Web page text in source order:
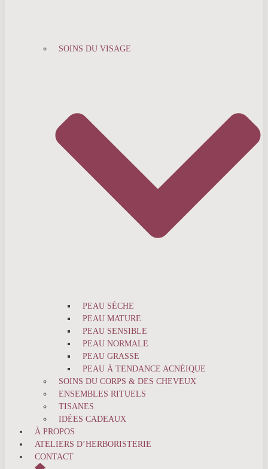
SOINS DU VISAGE
PEAU SÈCHE
PEAU MATURE
PEAU SENSIBLE
PEAU NORMALE
PEAU GRASSE
PEAU À TENDANCE ACNÉIQUE
SOINS DU CORPS & DES CHEVEUX
ENSEMBLES RITUELS
TISANES
IDÉES CADEAUX
À PROPOS
ATELIERS D’HERBORISTERIE
CONTACT